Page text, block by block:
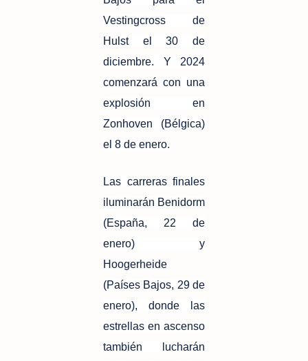
Vestingcross de
Hulst el 30 de
diciembre. Y 2024
comenzará con una
explosión en
Zonhoven (Bélgica)
el 8 de enero.
Las carreras finales
iluminarán Benidorm
(España, 22 de
enero) y
Hoogerheide
(Países Bajos, 29 de
enero), donde las
estrellas en ascenso
también lucharán